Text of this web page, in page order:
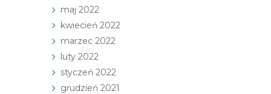
maj 2022
kwiecień 2022
marzec 2022
luty 2022
styczeń 2022
grudzień 2021